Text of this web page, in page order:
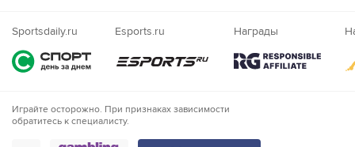
65´ Игор Матанович из команды Фрайбург в офсайде
66´ Олли Уоткинс из команды Астон Вилла в офсайде
поля и его заменяет Амаду Онана
Nigeria
Sportsdaily.ru Esports.ru Награды
Играйте осторожно. При признаках зависимости
обратитесь к специалисту.